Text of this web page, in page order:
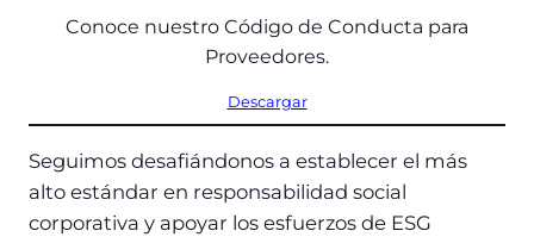
Conoce nuestro Código de Conducta para
Proveedores.
Descargar
Seguimos desafiándonos a establecer el más
alto estándar en responsabilidad social
corporativa y apoyar los esfuerzos de ESG